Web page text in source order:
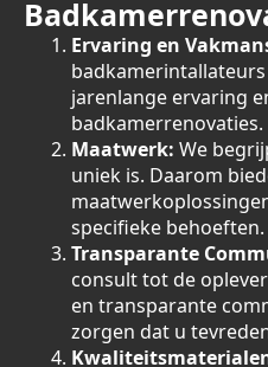
Ervaring en
jarenlange ervaring
badkamerrenovaties.
Maatwerk: We
uniek is. Daarom
specifieke behoeften.
Transparante
consult tot de
en transparante
zorgen dat u